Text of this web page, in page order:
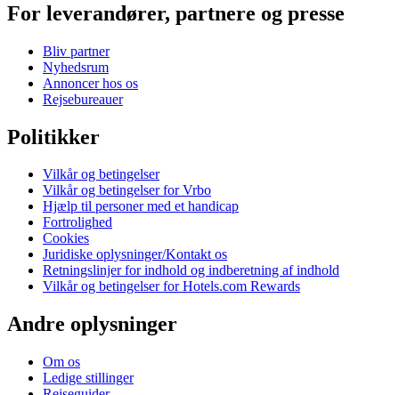
For leverandører, partnere og presse
Bliv partner
Nyhedsrum
Annoncer hos os
Rejsebureauer
Politikker
Vilkår og betingelser
Vilkår og betingelser for Vrbo
Hjælp til personer med et handicap
Fortrolighed
Cookies
Juridiske oplysninger/Kontakt os
Retningslinjer for indhold og indberetning af indhold
Vilkår og betingelser for Hotels.com Rewards
Andre oplysninger
Om os
Ledige stillinger